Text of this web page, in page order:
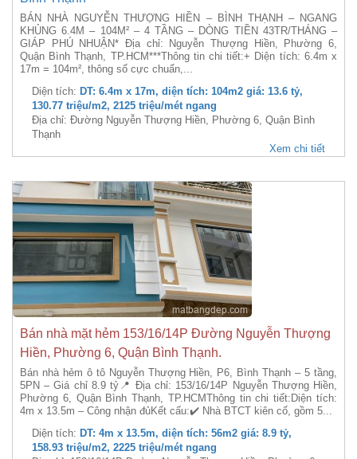
BÁN NHÀ NGUYỄN THƯỢNG HIỀN – BÌNH THẠNH – NGANG
KHỦNG 6.4M – 104M² – 4 TẦNG – DÒNG TIỀN 43TR/THÁNG –
GIÁP PHÚ NHUẬN* Địa chỉ: Nguyễn Thượng Hiền, Phường 6,
Quận Bình Thạnh, TP.HCM***Thông tin chi tiết:+ Diện tích: 6.4m x
17m = 104m², thông số cực chuẩn,...
Diện tích: DT: 6.4m x 17m, diện tích: 104m2 giá: 13.6 tỷ,
130.77 triệu/m2, 2125 triệu/mét ngang
Địa chỉ: Đường Nguyễn Thượng Hiền, Phường 6, Quận Bình
Thạnh
Xem chi tiết
Bán nhà mặt hẻm 153/16/14P Đường Nguyễn Thượng
Hiền, Phường 6, Quận Bình Thạnh.
Bán nhà hẻm ô tô Nguyễn Thượng Hiền, P6, Bình Thạnh – 5 tầng,
5PN – Giá chỉ 8.9 tỷ📍 Địa chỉ: 153/16/14P Nguyễn Thượng Hiền,
Phường 6, Quận Bình Thạnh, TP.HCMThông tin chi tiết:Diện tích:
4m x 13.5m – Công nhận đủKết cấu:✔️ Nhà BTCT kiên cố, gồm 5...
Diện tích: DT: 4m x 13.5m, diện tích: 56m2 giá: 8.9 tỷ,
158.93 triệu/m2, 2225 triệu/mét ngang